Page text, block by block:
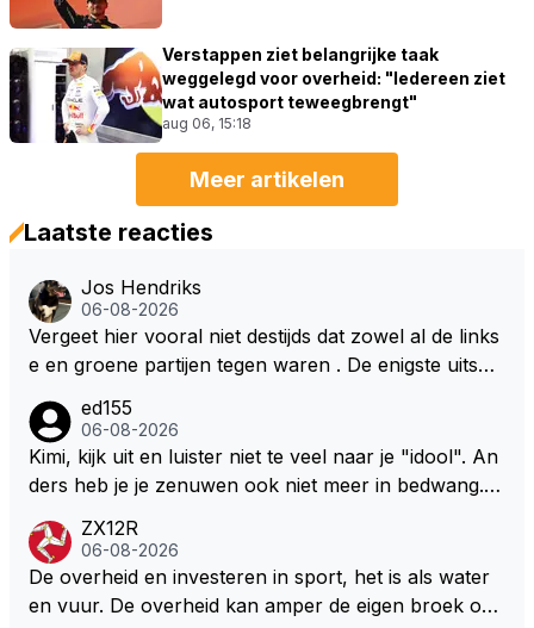
Verstappen ziet belangrijke taak
weggelegd voor overheid: "Iedereen ziet
wat autosport teweegbrengt"
aug 06, 15:18
Meer artikelen
Laatste reacties
Jos Hendriks
06-08-2026
Vergeet hier vooral niet destijds dat zowel al de links
e en groene partijen tegen waren . De enigste uitspr
over dan kunnen ze hun eigen uitlaat gassen inade
men maar niet wetende was dat de F1 motor schone
r is dan een normale auto. Dus denk echt niet dat de
ters zullen steunen laat staan om een euro in het cir
cuit Zandvoort te steken
ed155
06-08-2026
Kimi, kijk uit en luister niet te veel naar je "idool". An
ders heb je je zenuwen ook niet meer in bedwang. Zi
Marquez/Jos ? Veel gezelliger
ZX12R
06-08-2026
De overheid en investeren in sport, het is als water
en vuur. De overheid kan amper de eigen broek oph